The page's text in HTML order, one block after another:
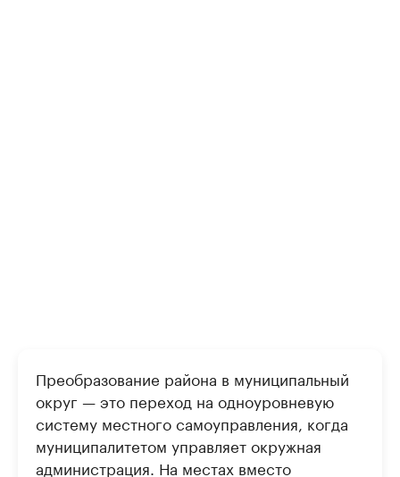
Преобразование района в муниципальный
округ — это переход на одноуровневую
систему местного самоуправления, когда
муниципалитетом управляет окружная
администрация. На местах вместо